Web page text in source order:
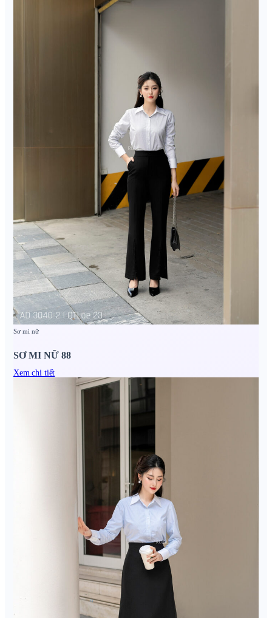
Sơ mi nữ
SƠ MI NỮ 88
Xem chi tiết